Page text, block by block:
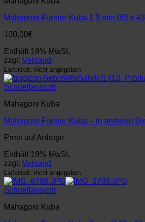
Mahagoni-Furnier Kuba 1,5 mm (85 x
100,00€
Enthält 19% MwSt.
zzgl. Versand
Lieferzeit: nicht angegeben
Schnellansicht
Mahagoni Kuba
Mahagoni-Furnier Kuba – in anderen
Preis auf Anfrage
Enthält 19% MwSt.
zzgl. Versand
Lieferzeit: nicht angegeben
Schnellansicht
Mahagoni Kuba